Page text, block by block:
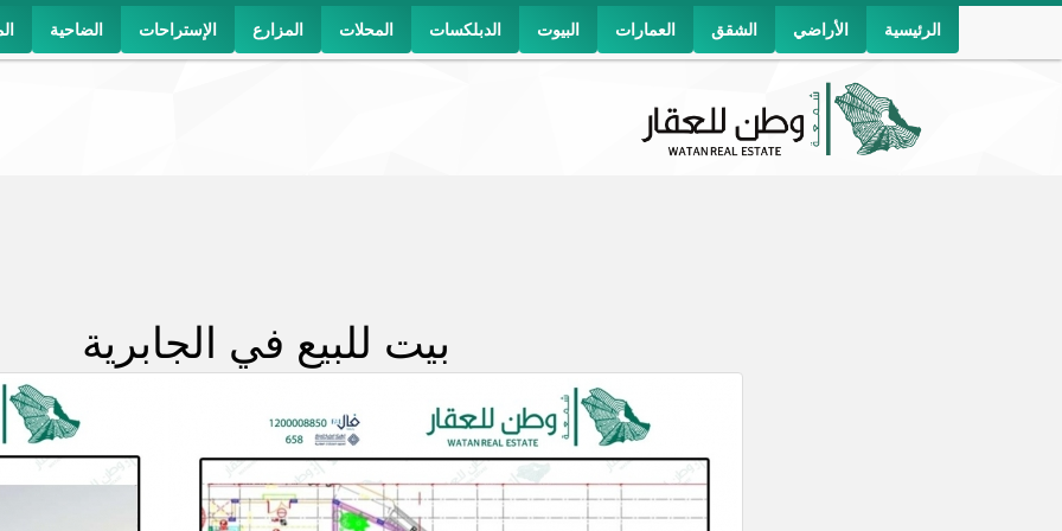
الضاحية الإستراحات المزارع المحلات الدبلكسات البيوت العمارات الشقق الأراضي الرئيسية
بيت للبيع في الجابرية